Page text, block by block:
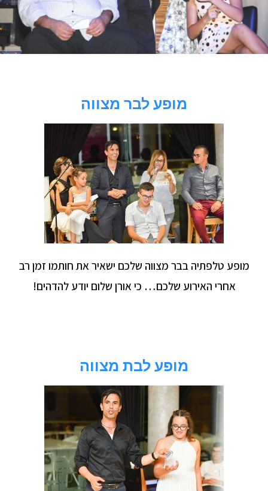
מופע לבר מצווה
מופע טלפתיה בבר מצווה שלכם ישאיר את חותמו זמן רב
אחרי האירוע שלכם… כי אורן שלום יודע להדהים!
מופע לבת מצווה